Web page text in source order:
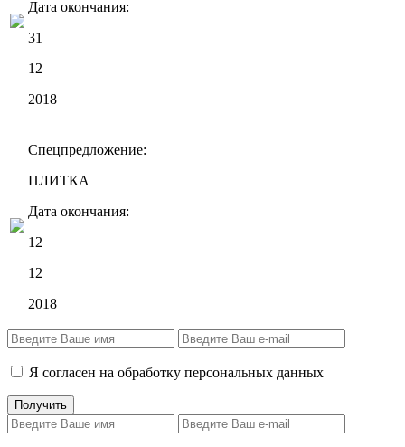
Дата окончания:
31
12
2018
Спецпредложение:
ПЛИТКА
Дата окончания:
12
12
2018
Я согласен на обработку персональных данных